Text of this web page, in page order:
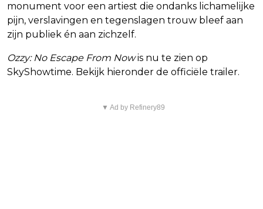
monument voor een artiest die ondanks lichamelijke
pijn, verslavingen en tegenslagen trouw bleef aan
zijn publiek én aan zichzelf.
Ozzy: No Escape From Nowis nu te zien op
SkyShowtime. Bekijk hieronder de officiële trailer.
▼ Ad by Refinery89